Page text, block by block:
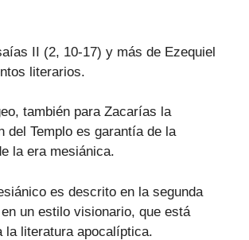
II (2, 10-17) y más de Ezequiel
literarios.
también para Zacarías la
del Templo es garantía de la
la era mesiánica.
es descrito en la segunda
un estilo visionario, que está
la literatura apocalíptica.